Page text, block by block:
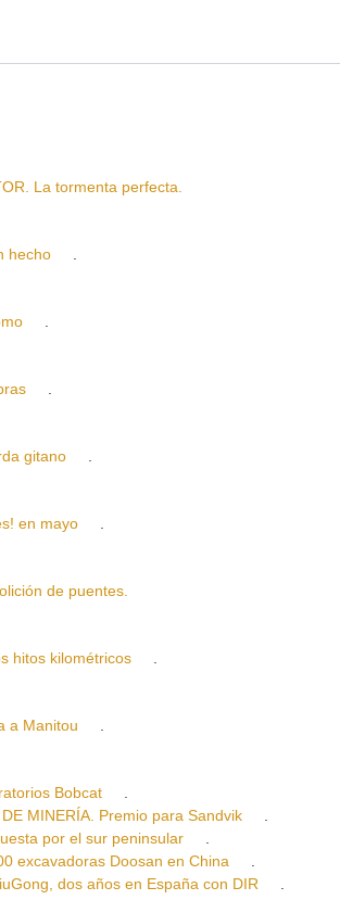
La tormenta perfecta.
hecho
.
.
.
gitano
.
en mayo
.
de puentes.
hitos kilométricos
.
a Manitou
.
Bobcat
.
MINERÍA. Premio para Sandvik
.
por el sur peninsular
.
excavadoras Doosan en China
.
dos años en España con DIR
.